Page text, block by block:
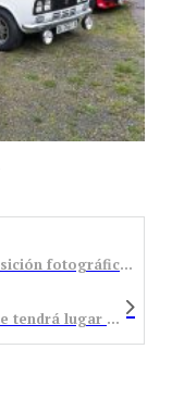
La Casa de las Culturas acoge una exposición fotográfica sobre la emigración en Castilla y León
Folgoso prepara la XI Fiesta Medieval que tendrá lugar el próximo 19 de agosto